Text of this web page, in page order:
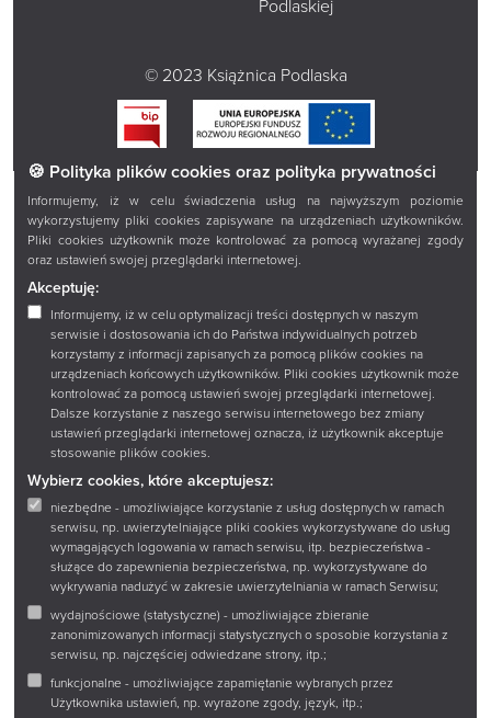
🍪 Polityka plików cookies oraz polityka prywatności
Informujemy, iż w celu świadczenia usług na najwyższym poziomie
wykorzystujemy pliki cookies zapisywane na urządzeniach użytkowników.
Pliki cookies użytkownik może kontrolować za pomocą wyrażanej zgody
oraz ustawień swojej przeglądarki internetowej.
Akceptuję:
Informujemy, iż w celu optymalizacji treści dostępnych w naszym
serwisie i dostosowania ich do Państwa indywidualnych potrzeb
korzystamy z informacji zapisanych za pomocą plików cookies na
urządzeniach końcowych użytkowników. Pliki cookies użytkownik może
kontrolować za pomocą ustawień swojej przeglądarki internetowej.
Dalsze korzystanie z naszego serwisu internetowego bez zmiany
ustawień przeglądarki internetowej oznacza, iż użytkownik akceptuje
stosowanie plików cookies.
Wybierz cookies, które akceptujesz:
niezbędne - umożliwiające korzystanie z usług dostępnych w ramach
serwisu, np. uwierzytelniające pliki cookies wykorzystywane do usług
wymagających logowania w ramach serwisu, itp. bezpieczeństwa -
służące do zapewnienia bezpieczeństwa, np. wykorzystywane do
wykrywania nadużyć w zakresie uwierzytelniania w ramach Serwisu;
wydajnościowe (statystyczne) - umożliwiające zbieranie
zanonimizowanych informacji statystycznych o sposobie korzystania z
serwisu, np. najczęściej odwiedzane strony, itp.;
funkcjonalne - umożliwiające zapamiętanie wybranych przez
Użytkownika ustawień, np. wyrażone zgody, język, itp.;
Podlaskiej
© 2023 Książnica Podlaska